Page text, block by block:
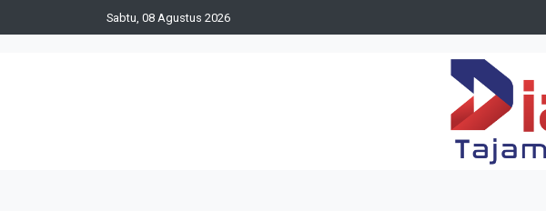
Sabtu, 08 Agustus 2026